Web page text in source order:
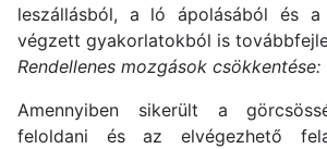
leszállásból, a ló ápolásából és a
végzett gyakorlatokból is
Rendellenes mozgások csökkentése:
Amennyiben sikerült a
feloldani és az elvégezhető